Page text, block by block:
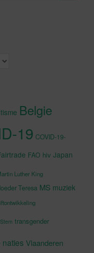
te
Belgie
19 COVID-19-
FAO hiv Japan
Luther King
Teresa MS muziek
Stem transgender
Vlaanderen